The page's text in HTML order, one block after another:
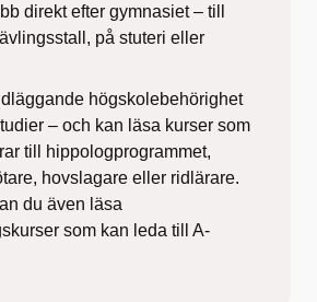
direkt efter gymnasiet – till
på stuteri eller
högskolebehörighet
– och kan läsa kurser som
till hippologprogrammet,
hovslagare eller ridlärare.
du även läsa
som kan leda till A-